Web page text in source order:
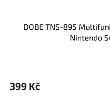
DOBE TNS-895
Nintendo
399 Kč